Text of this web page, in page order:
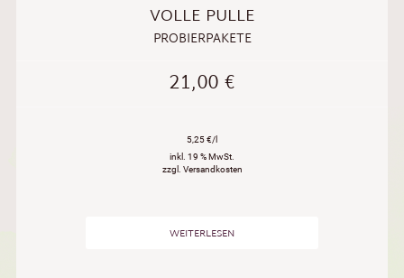
VOLLE PULLE
PROBIERPAKETE
21,00€
5,25 €/l
inkl. 19 % MwSt.
zzgl. Versandkosten
WEITERLESEN